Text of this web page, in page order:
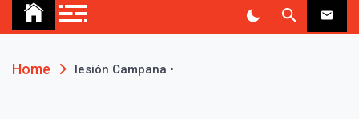
Suscribír
Home lesión Campana •